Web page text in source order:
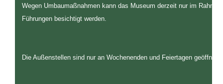
Wegen Umbaumaßnahmen kann das Museum derzeit nur im
Führungen besichtigt werden.
Die Außenstellen sind nur an Wochenenden und Feiertagen geöffnet